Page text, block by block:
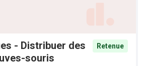
- Distribuer des
souris
Retenue